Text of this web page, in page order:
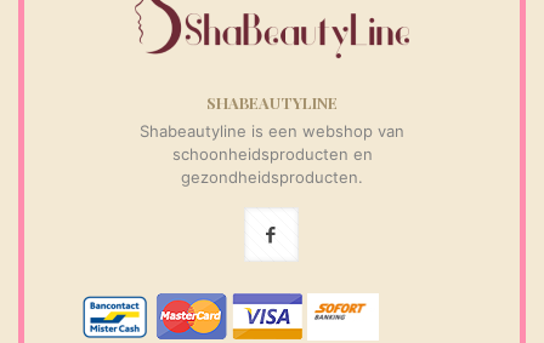
SHABEAUTYLINE
Shabeautyline is een webshop van
schoonheidsproducten en
gezondheidsproducten.